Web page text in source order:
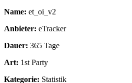
Name: et_oi_v2
Anbieter: eTracker
Dauer: 365 Tage
Art: 1st Party
Kategorie: Statistik